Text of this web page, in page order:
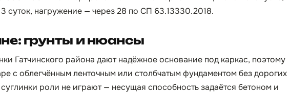
суток, нагружение — через 28 по СП 63.13330.2018.
грунты и нюансы
Гатчинского района дают надёжное основание под каркас, поэтому
с облегчённым ленточным или столбчатым фундаментом без дорогих
роли не играют — несущая способность задаётся бетоном и